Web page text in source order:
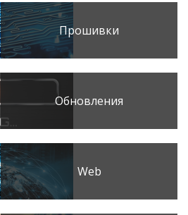
Прошивки
Обновления
Web